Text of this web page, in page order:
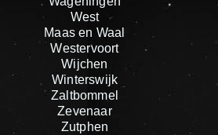
West
Maas en Waal
Westervoort
Wijchen
Winterswijk
Zaltbommel
Zevenaar
Zutphen